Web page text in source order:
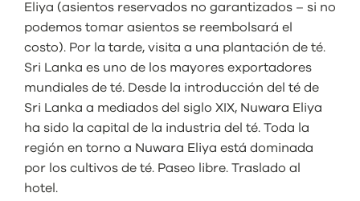
Eliya (asientos reservados no garantizados – si no
podemos tomar asientos se reembolsará el
costo). Por la tarde, visita a una plantación de té.
Sri Lanka es uno de los mayores exportadores
mundiales de té. Desde la introducción del té de
Sri Lanka a mediados del siglo XIX, Nuwara Eliya
ha sido la capital de la industria del té. Toda la
región en torno a Nuwara Eliya está dominada
por los cultivos de té. Paseo libre. Traslado al
hotel.